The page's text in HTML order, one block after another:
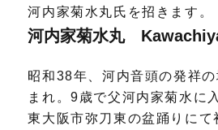
河内家菊水丸氏を招きます。
河内家菊水丸
昭和38年、河内音頭の発祥
まれ。9歳で父河内家菊水に
東大阪市弥刀東の盆踊りにて